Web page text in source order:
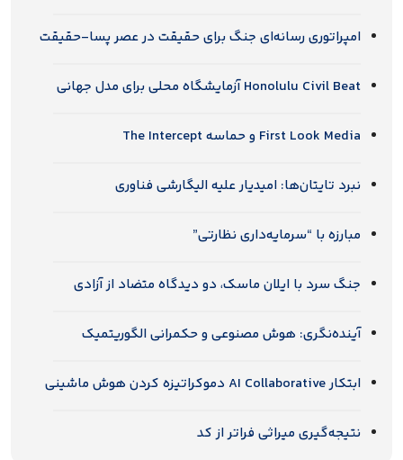
امپراتوری رسانه‌ای جنگ برای حقیقت در عصر پسا-حقیقت
Honolulu Civil Beat آزمایشگاه محلی برای مدل جهانی
First Look Media و حماسه The Intercept
نبرد تایتان‌ها: امیدیار علیه الیگارشی فناوری
مبارزه با “سرمایه‌داری نظارتی”
جنگ سرد با ایلان ماسک، دو دیدگاه متضاد از آزادی
آینده‌نگری: هوش مصنوعی و حکمرانی الگوریتمیک
ابتکار AI Collaborative دموکراتیزه کردن هوش ماشینی
نتیجه‌گیری میراثی فراتر از کد